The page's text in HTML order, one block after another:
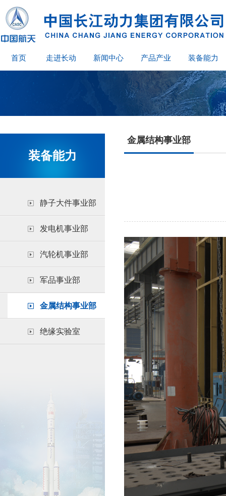
首页 走进长动 新闻中心 产品产业 装备能力
装备能力
静子大件事业部
发电机事业部
汽轮机事业部
军品事业部
金属结构事业部
绝缘实验室
金属结构事业部